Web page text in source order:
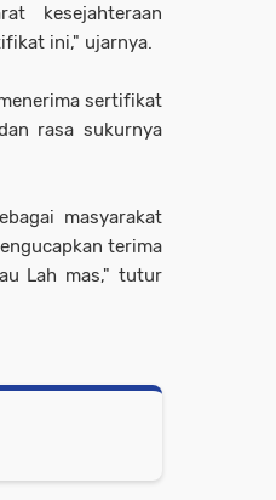
kesejahteraan
ini," ujarnya.
sertifikat
rasa sukurnya
masyarakat
terima
Lah mas," tutur